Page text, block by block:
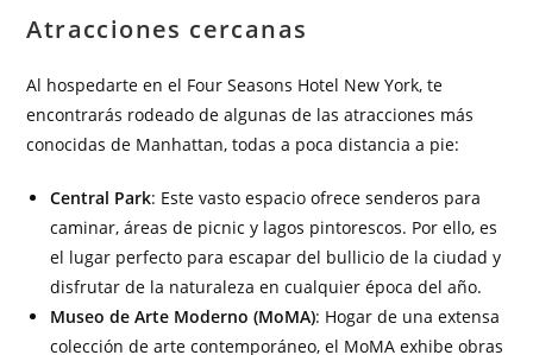
Atracciones cercanas
Al hospedarte en el Four Seasons Hotel New York, te
encontrarás rodeado de algunas de las atracciones más
conocidas de Manhattan, todas a poca distancia a pie:
Central Park: Este vasto espacio ofrece senderos para
caminar, áreas de picnic y lagos pintorescos. Por ello, es
el lugar perfecto para escapar del bullicio de la ciudad y
disfrutar de la naturaleza en cualquier época del año.
Museo de Arte Moderno (MoMA): Hogar de una extensa
colección de arte contemporáneo, el MoMA exhibe obras